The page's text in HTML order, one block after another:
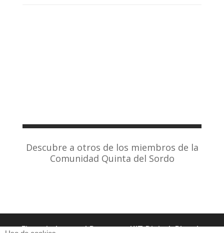
Descubre a otros de los miembros de la
Comunidad Quinta del Sordo
Financiado por el Programa KIT Digital. Plan de